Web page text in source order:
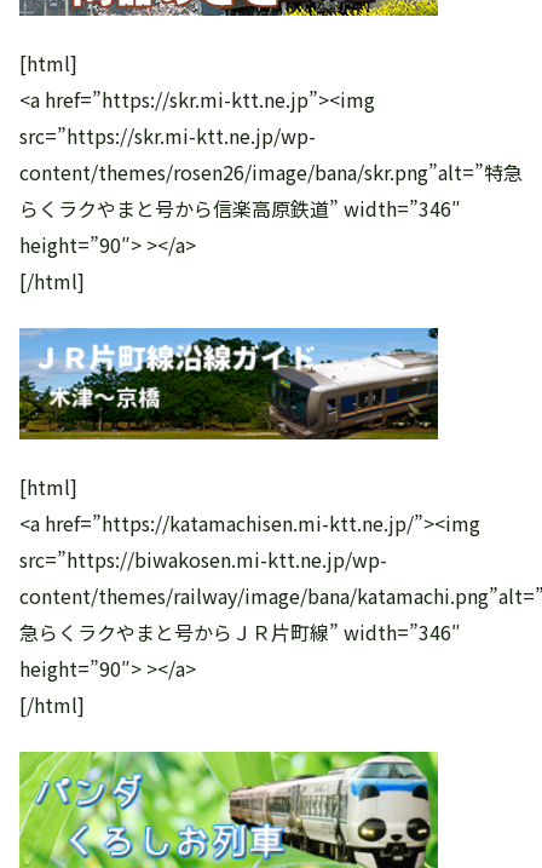
[html]
<a href=”https://skr.mi-ktt.ne.jp”><img
src=”https://skr.mi-ktt.ne.jp/wp-
content/themes/rosen26/image/bana/skr.png”alt=”特急
らくラクやまと号から信楽高原鉄道” width=”346″
height=”90″> ></a>
[/html]
[html]
<a href=”https://katamachisen.mi-ktt.ne.jp/”><img
src=”https://biwakosen.mi-ktt.ne.jp/wp-
content/themes/railway/image/bana/
急らくラクやまと号からＪＲ片町線” width=”346″
height=”90″> ></a>
[/html]